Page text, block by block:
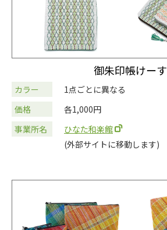
御朱印帳けーす
カラー
1点ごとに異なる
価格
各1,000円
事業所名
ひなた和楽館
(外部サイトに移動します)